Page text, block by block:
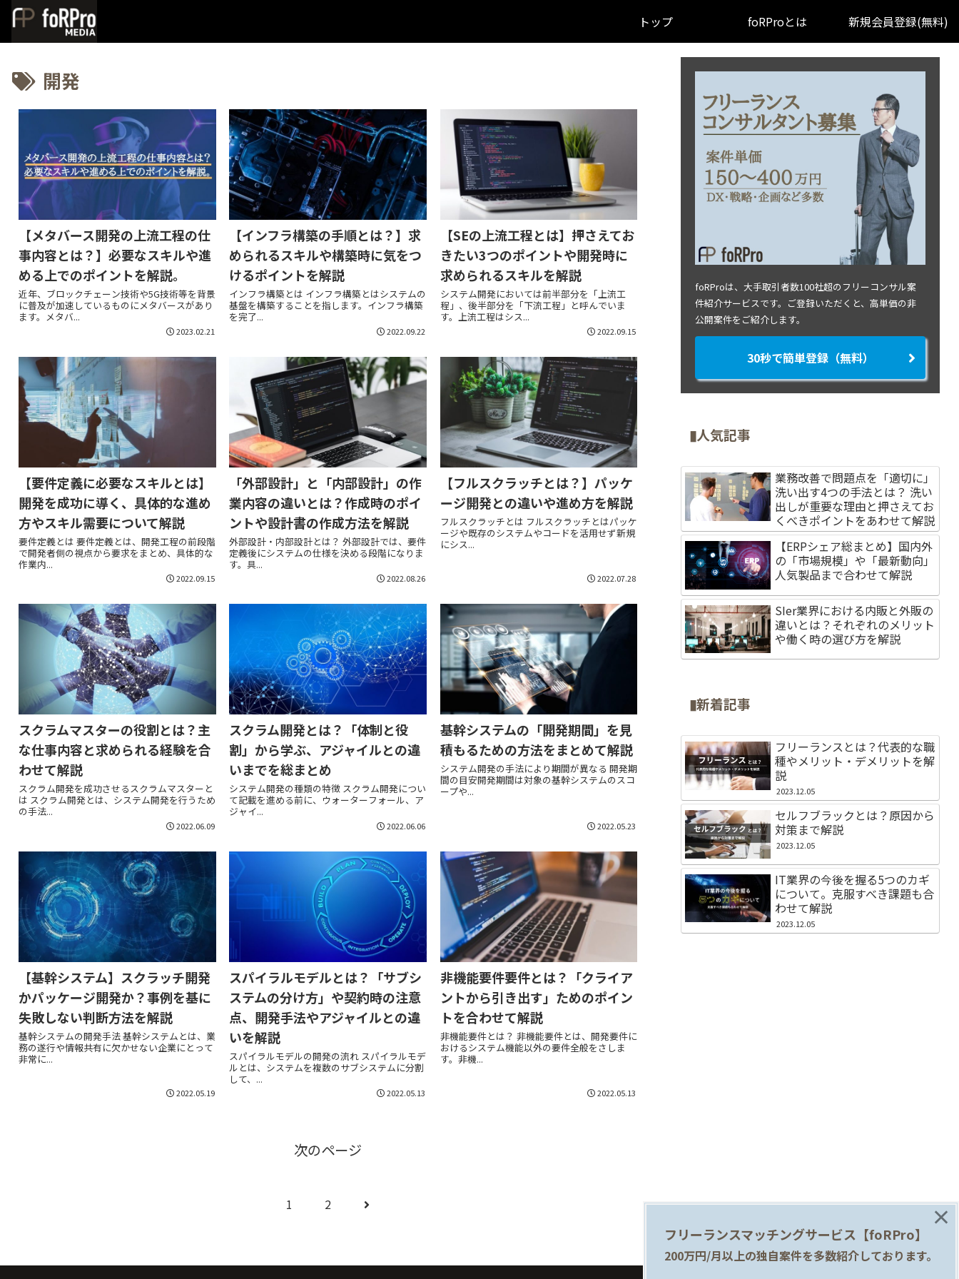
トップ foRProとは 新規会員登録(無料)
開発
【メタバース開発の上流工程の仕
事内容とは？】必要なスキルや進
める上でのポイントを解説。
近年、ブロックチェーン技術や5G技術等を背景
に普及が加速しているものにメタバースがあり
ます。メタバ...
2023.02.21
【インフラ構築の手順とは？】求
められるスキルや構築時に気をつ
けるポイントを解説
インフラ構築とは インフラ構築とはシステムの
基盤を構築することを指します。インフラ構築
を完了...
2022.09.22
【SEの上流工程とは】押さえてお
きたい3つのポイントや開発時に
求められるスキルを解説
システム開発においては前半部分を「上流工
程」、後半部分を「下流工程」と呼んでいま
す。上流工程はシス...
2022.09.15
【要件定義に必要なスキルとは】
開発を成功に導く、具体的な進め
方やスキル需要について解説
要件定義とは 要件定義とは、開発工程の前段階
で開発者側の視点から要求をまとめ、具体的な
作業内...
2022.09.15
「外部設計」と「内部設計」の作
業内容の違いとは？作成時のポイ
ントや設計書の作成方法を解説
外部設計・内部設計とは？ 外部設計では、要件
定義後にシステムの仕様を決める段階になりま
す。具...
2022.08.26
【フルスクラッチとは？】パッケ
ージ開発との違いや進め方を解説
フルスクラッチとは フルスクラッチとはパッケ
ージや既存のシステムやコードを活用せず新規
にシス...
2022.07.28
スクラムマスターの役割とは？主
な仕事内容と求められる経験を合
わせて解説
スクラム開発を成功させるスクラムマスターと
は スクラム開発とは、システム開発を行うため
の手法...
2022.06.09
スクラム開発とは？「体制と役
割」から学ぶ、アジャイルとの違
いまでを総まとめ
システム開発の種類の特徴 スクラム開発につい
て記載を進める前に、ウォーターフォール、ア
ジャイ...
2022.06.06
基幹システムの「開発期間」を見
積もるための方法をまとめて解説
システム開発の手法により期間が異なる 開発期
間の目安開発期間は対象の基幹システムのスコ
ープや...
2022.05.23
【基幹システム】スクラッチ開発
かパッケージ開発か？事例を基に
失敗しない判断方法を解説
基幹システムの開発手法 基幹システムとは、業
務の遂行や情報共有に欠かせない企業にとって
非常に...
2022.05.19
スパイラルモデルとは？「サブシ
ステムの分け方」や契約時の注意
点、開発手法やアジャイルとの違
いを解説
スパイラルモデルの開発の流れ スパイラルモデ
ルとは、システムを複数のサブシステムに分割
して、...
2022.05.13
非機能要件要件とは？「クライア
ントから引き出す」ためのポイン
トを合わせて解説
非機能要件とは？ 非機能要件とは、開発要件に
おけるシステム機能以外の要件全般をさしま
す。非機...
2022.05.13
次のページ
1 2
foRProは、大手取引者数100社超のフリーコンサル案
件紹介サービスです。ご登録いただくと、高単価の非
公開案件をご紹介します。
30秒で簡単登録（無料）
▮人気記事
業務改善で問題点を「適切に」
洗い出す4つの手法とは？ 洗い
出しが重要な理由と押さえてお
くべきポイントをあわせて解説
【ERPシェア総まとめ】国内外
の「市場規模」や「最新動向」
人気製品まで合わせて解説
SIer業界における内販と外販の
違いとは？それぞれのメリット
や働く時の選び方を解説
▮新着記事
フリーランスとは？代表的な職
種やメリット・デメリットを解
説
2023.12.05
セルフブラックとは？原因から
対策まで解説
2023.12.05
IT業界の今後を握る5つのカギ
について。克服すべき課題も合
わせて解説
2023.12.05
フリーランスマッチングサービス【foRPro】
200万円/月以上の独自案件を多数紹介しております。
×